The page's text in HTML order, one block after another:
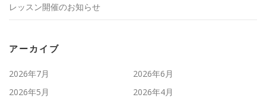
レッスン開催のお知らせ
アーカイブ
2026年7月
2026年6月
2026年5月
2026年4月